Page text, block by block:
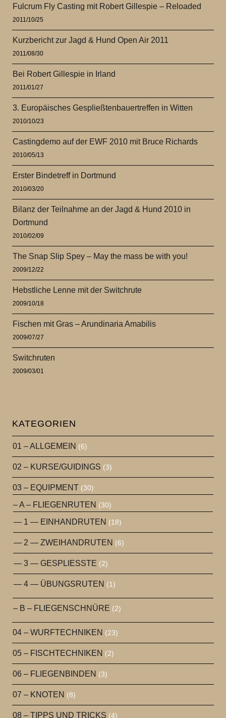
Fulcrum Fly Casting mit Robert Gillespie – Reloaded
2011/10/25
Kurzbericht zur Jagd & Hund Open Air 2011
2011/08/30
Bei Robert Gillespie in Irland
2011/01/27
3. Europäisches Gespließtenbauertreffen in Witten
2010/10/23
Castingdemo auf der EWF 2010 mit Bruce Richards
2010/05/13
Erster Bindetreff in Dortmund
2010/03/20
Bilanz der Teilnahme an der Jagd & Hund 2010 in
Dortmund
2010/02/09
The Snap Slip Spey – May the mass be with you!
2009/12/22
Hebstliche Lenne mit der Switchrute
2009/10/18
Fischen mit Gras – Arundinaria Amabilis
2009/07/27
Switchruten
2009/03/01
KATEGORIEN
01 – ALLGEMEIN (6)
02 – KURSE/GUIDINGS (3)
03 – EQUIPMENT (30)
– A – FLIEGENRUTEN (30)
— 1 — EINHANDRUTEN (18)
— 2 — ZWEIHANDRUTEN (6)
— 3 — GESPLIESSTE (2)
— 4 — ÜBUNGSRUTEN (1)
– B – FLIEGENSCHNÜRE (2)
04 – WURFTECHNIKEN (23)
05 – FISCHTECHNIKEN (2)
06 – FLIEGENBINDEN (3)
07 – KNOTEN (8)
08 – TIPPS UND TRICKS (4)